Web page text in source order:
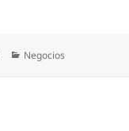
Categorías
Negocios